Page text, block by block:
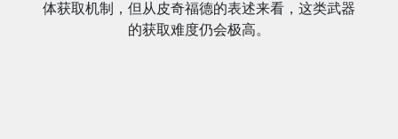
体获取机制，但从皮奇福德的表述来看，这类武器
的获取难度仍会极高。